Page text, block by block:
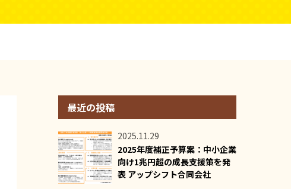
最近の投稿
2025.11.29
2025年度補正予算案：中小企業
向け1兆円超の成長支援策を発
表 アップシフト合同会社